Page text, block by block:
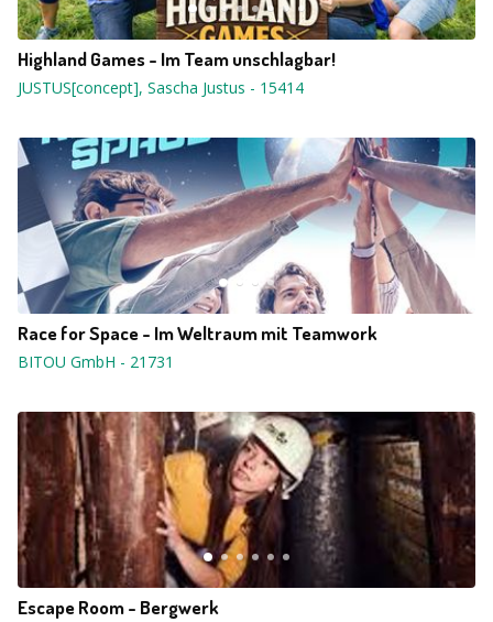
Highland Games - Im Team unschlagbar!
JUSTUS[concept], Sascha Justus - 15414
Race for Space - Im Weltraum mit Teamwork
BITOU GmbH - 21731
Escape Room - Bergwerk